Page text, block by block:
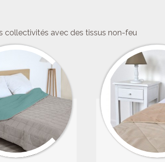
collectivités avec des tissus non-feu